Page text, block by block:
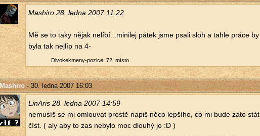
Ma­shi­ro 28. ledna 2007 11:22
Mě se to taky nějak ne­lí­bí...​minilej pátek jsme psali sloh a tahle práce by
byla tak nej­líp na 4-
Di­vo­kekme­ny-po­zi­ce: 72. místo
Mashiro- 30. ledna 2007 16:03
Li­nA­ris 28. ledna 2007 14:59
ne­mu­síš se mi omlou­vat pros­tě napiš něco lep­ší­ho, co mi bude zato stát
číst. ( aly aby to zas ne­by­lo moc dlou­hý jo :D )